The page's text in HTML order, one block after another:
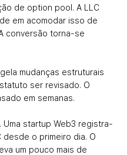
de option pool. A LLC
em acomodar isso de
conversão torna-se
mudanças estruturais
ser revisado. O
em semanas.
Uma startup Web3 registra-
desde o primeiro dia. O
um pouco mais de